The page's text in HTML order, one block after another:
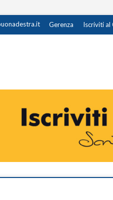
Gerenza Iscriviti al